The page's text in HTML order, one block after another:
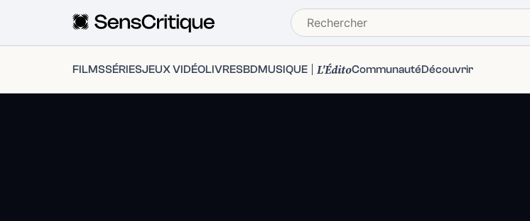
FILMSSÉRIESJEUX VIDÉOLIVRESBDMUSIQUE L'ÉditoCommunautéDécouvrir